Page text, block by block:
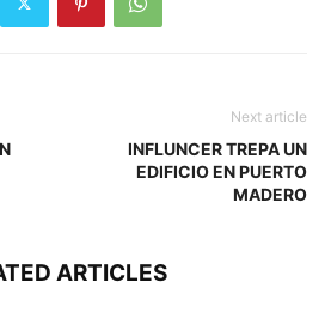
Next article
INFLUNCER TREPA UN
EDIFICIO EN PUERTO
MADERO
ARTICLES